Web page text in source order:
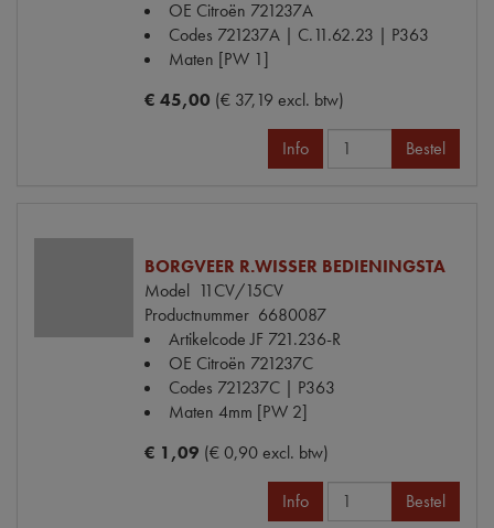
OE Citroën 721237A
Codes 721237A | C.11.62.23 | P363
Maten [PW 1]
€ 45,00 (€ 37,19 excl. btw)
Info Bestel
BORGVEER R.WISSER BEDIENINGSTA
Model 11CV/15CV
Productnummer 6680087
Artikelcode JF 721.236-R
OE Citroën 721237C
Codes 721237C | P363
Maten 4mm [PW 2]
€ 1,09 (€ 0,90 excl. btw)
Info Bestel